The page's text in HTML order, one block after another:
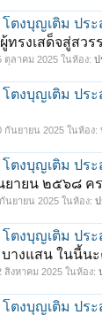
ตงบุญเติม ปร
ผู้ทรงเสด็จสู่ส
ตุลาคม 2025 ในห้อง: ป
ตงบุญเติม ปร
กันยายน 2025 ในห้อง:
ตงบุญเติม ปร
ยายน ๒๕๖๘
นยายน 2025 ในห้อง: ป
ตงบุญเติม ปร
างแสน ในนี้น
สิงหาคม 2025 ในห้อง:
ตงบุญเติม ปร